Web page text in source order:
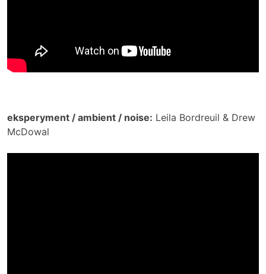
eksperyment / ambient / noise: Leila Bordreuil & Drew
McDowal